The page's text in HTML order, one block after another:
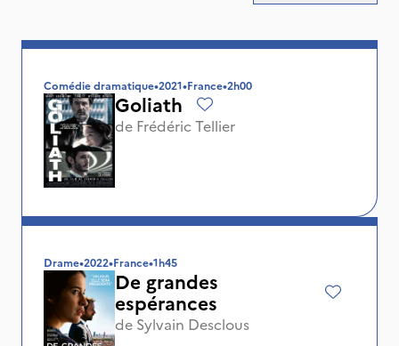
Comédie dramatique•2021•France•2h00
Goliath
de Frédéric Tellier
Drame•2022•France•1h45
De grandes
espérances
de Sylvain Desclous